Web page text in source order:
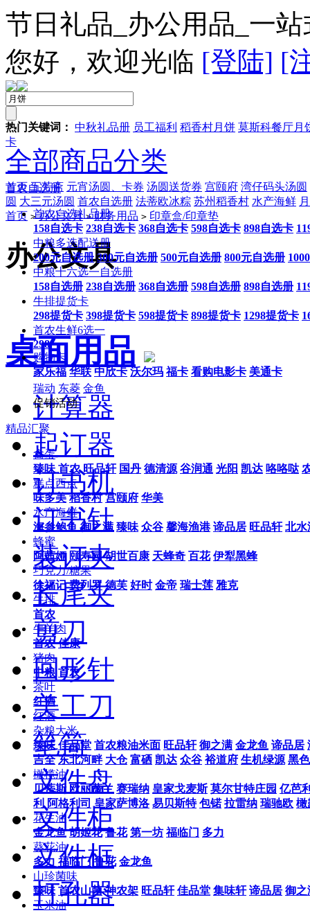
节日礼品_办公用品_一
您好，欢迎光临 [登陆] [
热门关键词： 中秋礼品册 员工福利 稻香村月饼 莫斯科餐厅月
卡
全部商品分类
首农自选册
首农自选礼品册
158自选卡 238自选卡 368自选卡 598自选卡 898自选卡
中粮多选配送册
200元自选册 300元自选册 500元自选册 800元自选册
中粮十六选一自选册
158自选册 238自选册 368自选册 598自选册 898自选册
牛排提货卡
298提货卡 398提货卡 598提货卡 898提货卡 1298提货卡
首农生鲜6选一
298
购物卡
家乐福 华联 中欣卡 沃尔玛 福卡 看购电影卡 美通卡
瑞动 东菱 金鱼
促销活动
精品汇聚
禽蛋
臻味 首农 旺品轩 国丹 德清源 谷润通 光阳 凯达 咯咯哒
糕点西点
味多美 稻香村 宫颐府 华美
水产海鲜
海参鲍鱼 御之满 臻味 众谷 馨海渔港 谛品居 旺品轩 北水
蜂蜜
阿茜娅 颐寿园 胡世百康 天蜂奇 百花 伊犁黑蜂
巧克力/糖果
徐福记 费列罗 德芙 好时 金帝 瑞士莲 雅克
牛排
首农
牛羊肉
首农 佳康
猪肉
中粮 首农
茶叶
红酒
红酒
杂粮大米
臻味 佳品堂 首农粮油米面 旺品轩 御之满 金龙鱼 谛品居
吉全 东北河畔 大仓 富硒 凯达 众谷 裕道府 生机绿源 黑
橄榄油
贝蒂斯 欧丽薇兰 赛瑞纳 皇家戈麦斯 莫尔甘特庄园 亿芭
利 阿格利司 皇家萨博洛 易贝斯特 包锘 拉雷纳 瑞驰欧 橄
花生油
金龙鱼 胡姬花 鲁花 第一坊 福临门 多力
葵花油
多力 福临门 鲁花 金龙鱼
山珍菌味
臻味 首农山菌 神农架 旺品轩 佳品堂 集味轩 谛品居 御之
玉米油
首页五芳斋 元宵汤圆、卡券 汤圆送货券 宫颐府 湾仔码头汤圆
圆 大三元汤圆 首农自选册 法蒂欧冰粽 苏州稻香村 水产海鲜
首页 > 办公文具 > 财务用品 > 印章盒/印章垫
办公文具
桌面用品
计算器
起订器
订书机
订书针
装订夹
长尾夹
剪刀
回形针
美工刀
笔筒
文件盘
文件柜
文件框
打孔器